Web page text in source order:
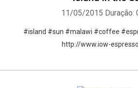
11/05/2015 Duração:
#island #sun #malawi #coffee
http://www.iow-